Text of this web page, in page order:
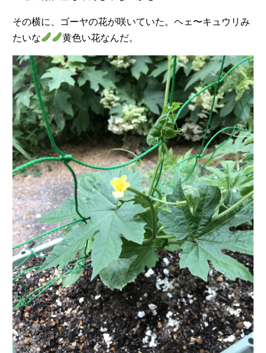
その横に、ゴーヤの花が咲いていた。ヘェ〜キュウリみ
たいな
黄色い花なんだ。